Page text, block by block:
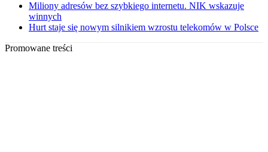
Miliony adresów bez szybkiego internetu. NIK wskazuje
winnych
Hurt staje się nowym silnikiem wzrostu telekomów w Polsce
Promowane treści